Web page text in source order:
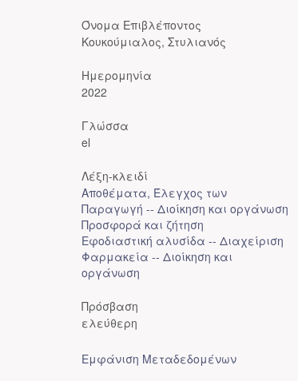
Όνομα Επιβλέποντος
Κουκούμιαλος, Στυλιανός
Ημερομηνία
2022
Γλώσσα
el
Λέξη-κλειδί
Αποθέματα, Έλεγχος των
Παραγωγή -- Διοίκηση και οργάνωση
Προσφορά και ζήτηση
Εφοδιαστική αλυσίδα -- Διαχείριση
Φαρμακεία -- Διοίκηση και
οργάνωση
Πρόσβαση
ελεύθερη
Εμφάνιση Μεταδεδομένων